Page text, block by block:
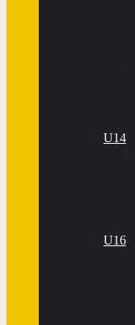
U14
U16